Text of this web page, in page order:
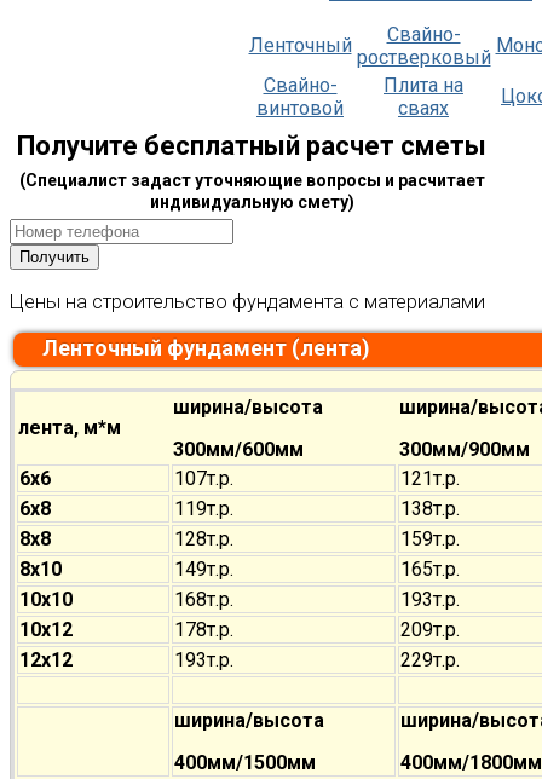
Ленточный
Свайно-
ростверковый
Свайно-
винтовой
Плита на
сваях
Получите бесплатный расчет сметы
(Специалист задаст уточняющие вопросы и расчитает
индивидуальную смету)
Цены на строительство фундамента с материалами
Ленточный фундамент (лента)
лента, м*м
ширина/высота
300мм/600мм
ширина/
300мм/900мм
6х6
107т.р.
121т.р.
6х8
119т.р.
138т.р.
8х8
128т.р.
159т.р.
8х10
149т.р.
165т.р.
10х10
168т.р.
193т.р.
10х12
178т.р.
209т.р.
12х12
193т.р. 229т.р.
ширина/высота
400мм/1500мм
ширина/
400мм/1800мм